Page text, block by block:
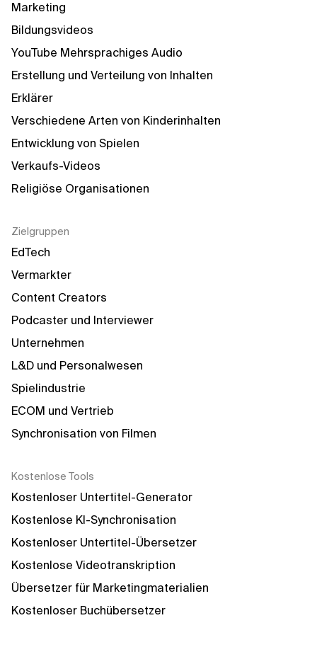
Marketing
Bildungsvideos
YouTube Mehrsprachiges Audio
Erstellung und Verteilung von Inhalten
Erklärer
Verschiedene Arten von Kinderinhalten
Entwicklung von Spielen
Verkaufs-Videos
Religiöse Organisationen
Zielgruppen
EdTech
Vermarkter
Content Creators
Podcaster und Interviewer
Unternehmen
L&D und Personalwesen
Spielindustrie
ECOM und Vertrieb
Synchronisation von Filmen
Kostenlose Tools
Kostenloser Untertitel-Generator
Kostenlose KI-Synchronisation
Kostenloser Untertitel-Übersetzer
Kostenlose Videotranskription
Übersetzer für Marketingmaterialien
Kostenloser Buchübersetzer